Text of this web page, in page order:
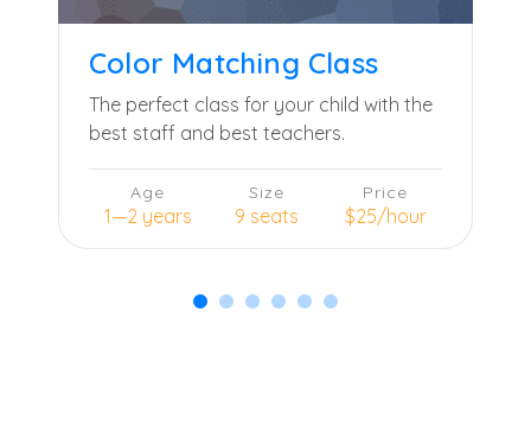
Color Matching Class
The perfect class for your child with the
best staff and best teachers.
Age
1—2 years
Size
9 seats
Price
$25/hour